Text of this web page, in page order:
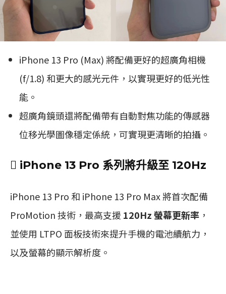
iPhone 13 Pro (Max) 將配備更好的超廣角相機
(f/1.8) 和更大的感光元件，以實現更好的低光性
能。
超廣角鏡頭還將配備帶有自動對焦功能的傳感器
位移光學圖像穩定係統，可實現更清晰的拍攝。
 iPhone 13 Pro 系列將升級至 120Hz
iPhone 13 Pro 和 iPhone 13 Pro Max 將首次配備
ProMotion 技術，最高支援 120Hz 螢幕更新率 ，
並使用 LTPO 面板技術來提升手機的電池續航力，
以及螢幕的顯示解析度。